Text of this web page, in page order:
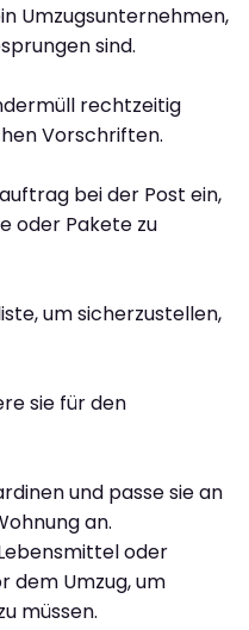
Umzugsunternehmen,
sind.
rechtzeitig
Vorschriften.
bei der Post ein,
oder Pakete zu
um sicherzustellen,
sie für den
und passe sie an
an.
oder
dem Umzug, um
müssen.